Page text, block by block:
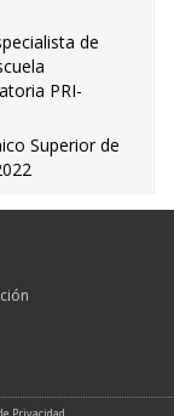
de
PRI-
Superior de